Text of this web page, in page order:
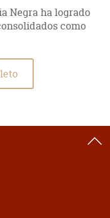
Negra ha logrado
como